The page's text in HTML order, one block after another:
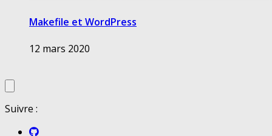
Makefile et WordPress
12 mars 2020
Suivre :